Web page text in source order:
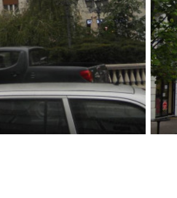
Subotica Nova Varoš
Uvac Kruševac
Novi Pazar
Gornji Milanovac Raška
Bor Požarevac
Požega
Sremska